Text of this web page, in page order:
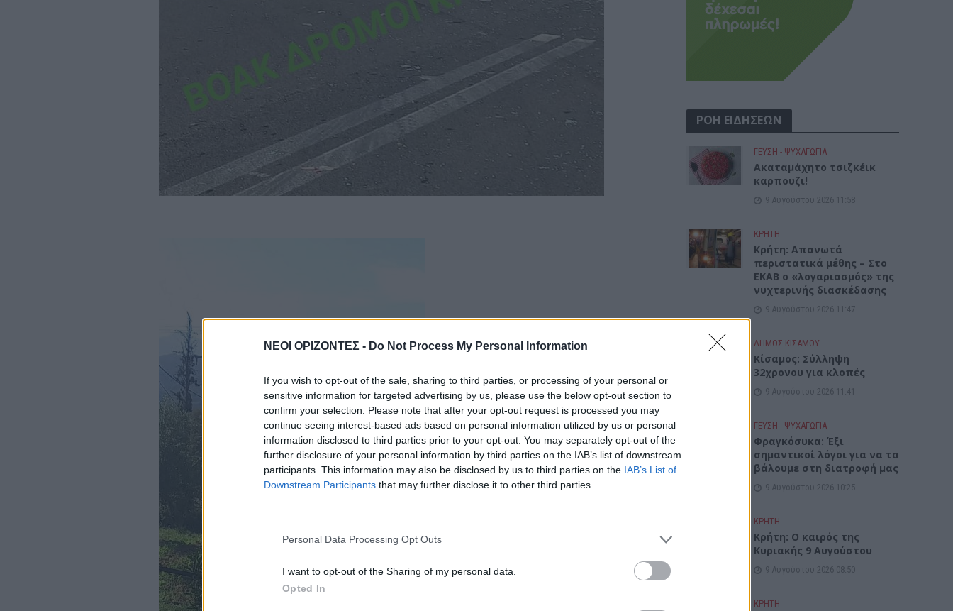
ΝΕΟΙ ΟΡΙΖΟΝΤΕΣ - Do Not Process My Personal Information
If you wish to opt-out of the sale, sharing to third parties, or processing of your personal or
sensitive information for targeted advertising by us, please use the below opt-out section to
confirm your selection. Please note that after your opt-out request is processed you may
continue seeing interest-based ads based on personal information utilized by us or personal
information disclosed to third parties prior to your opt-out. You may separately opt-out of the
further disclosure of your personal information by third parties on the IAB’s list of downstream
participants. This information may also be disclosed by us to third parties on the IAB’s List of
Downstream Participants that may further disclose it to other third parties.
Personal Data Processing Opt Outs
I want to opt-out of the Sharing of my personal data.
Opted In
ΡΟΗ ΕΙΔΗΣΕΩΝ
ΓΕΎΣΗ - ΨΥΧΑΓΩΓΊΑ
Ακαταμάχητο τσιζκέικ
καρπουζι!
9 Αυγούστου 2026 11:58
ΚΡΗΤΗ
Κρήτη: Απανωτά
περιστατικά μέθης – Στο
ΕΚΑΒ ο «λογαριασμός» της
νυχτερινής διασκέδασης
9 Αυγούστου 2026 11:47
ΔΉΜΟΣ ΚΙΣΆΜΟΥ
Κίσαμος: Σύλληψη
32χρονου για κλοπές
9 Αυγούστου 2026 11:41
ΓΕΎΣΗ - ΨΥΧΑΓΩΓΊΑ
Φραγκόσυκα: Έξι
σημαντικοί λόγοι για να τα
βάλουμε στη διατροφή μας
9 Αυγούστου 2026 10:25
ΚΡΗΤΗ
Κρήτη: Ο καιρός της
Κυριακής 9 Αυγούστου
9 Αυγούστου 2026 08:50
ΚΡΗΤΗ